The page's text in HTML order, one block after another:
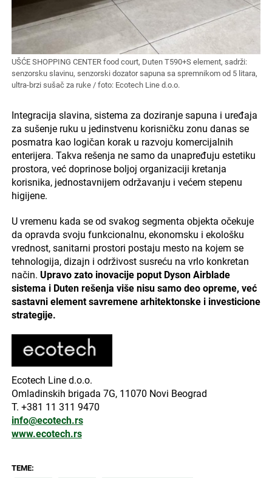
UŠĆE SHOPPING CENTER food court, Duten T590+S element, sadrži:
senzorsku slavinu, senzorski dozator sapuna sa spremnikom od 5 litara,
ultra-brzi sušač za ruke / foto: Ecotech Line d.o.o.
Integracija slavina, sistema za doziranje sapuna i uređaja
za sušenje ruku u jedinstvenu korisničku zonu danas se
posmatra kao logičan korak u razvoju komercijalnih
enterijera. Takva rešenja ne samo da unapređuju estetiku
prostora, već doprinose boljoj organizaciji kretanja
korisnika, jednostavnijem održavanju i većem stepenu
higijene.
U vremenu kada se od svakog segmenta objekta očekuje
da opravda svoju funkcionalnu, ekonomsku i ekološku
vrednost, sanitarni prostori postaju mesto na kojem se
tehnologija, dizajn i održivost susreću na vrlo konkretan
način. Upravo zato inovacije poput Dyson Airblade
sistema i Duten rešenja više nisu samo deo opreme, već
sastavni element savremene arhitektonske i investicione
strategije.
Ecotech Line d.o.o.
Omladinskih brigada 7G, 11070 Novi Beograd
T. +381 11 311 9470
info@ecotech.rs
www.ecotech.rs
TEME: